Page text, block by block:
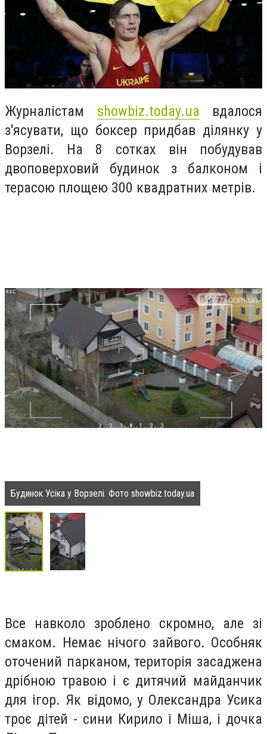
Журналістам showbiz.today.ua вдалося
з'ясувати, що боксер придбав ділянку у
Ворзелі. На 8 сотках він побудував
двоповерховий будинок з балконом і
терасою площею 300 квадратних метрів.
Будинок Усіка у Ворзелі. Фото showbiz.today.ua
Все навколо зроблено скромно, але зі
смаком. Немає нічого зайвого. Особняк
оточений парканом, територія засаджена
дрібною травою і є дитячий майданчик
для ігор. Як відомо, у Олександра Усика
троє дітей - сини Кирило і Міша, і дочка